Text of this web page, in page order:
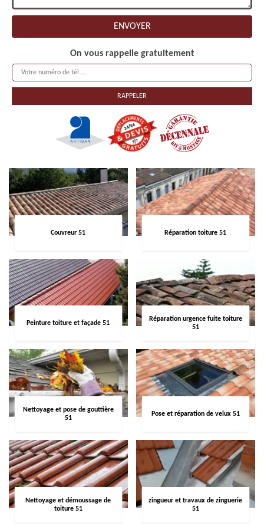
On vous rappelle gratuitement
Couvreur 51 Réparation toiture 51
Peinture toiture et façade 51
Réparation urgence fuite toiture
51
Nettoyage et pose de gouttière
51
Pose et réparation de velux 51
Nettoyage et démoussage de
toiture 51
zingueur et travaux de zinguerie
51